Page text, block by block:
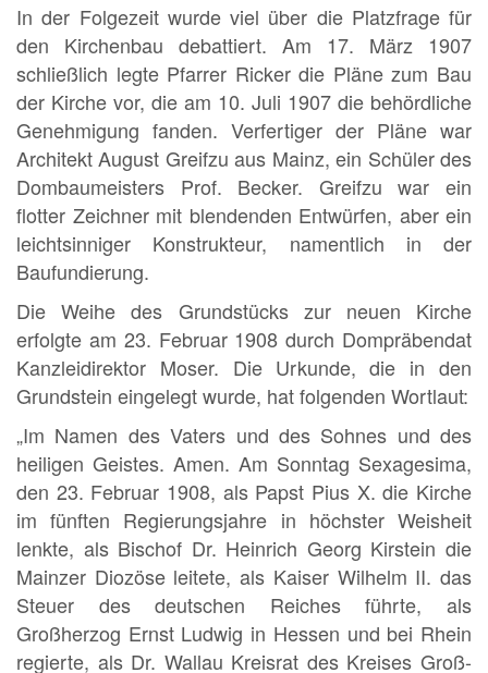
In der Folgezeit wurde viel über die Platzfrage für
den Kirchenbau debattiert. Am 17. März 1907
schließlich legte Pfarrer Ricker die Pläne zum Bau
der Kirche vor, die am 10. Juli 1907 die behördliche
Genehmigung fanden. Verfertiger der Pläne war
Architekt August Greifzu aus Mainz, ein Schüler des
Dombaumeisters Prof. Becker. Greifzu war ein
flotter Zeichner mit blendenden Entwürfen, aber ein
leichtsinniger Konstrukteur, namentlich in der
Baufundierung.
Die Weihe des Grundstücks zur neuen Kirche
erfolgte am 23. Februar 1908 durch Dompräbendat
Kanzleidirektor Moser. Die Urkunde, die in den
Grundstein eingelegt wurde, hat folgenden Wortlaut:
„Im Namen des Vaters und des Sohnes und des
heiligen Geistes. Amen. Am Sonntag Sexagesima,
den 23. Februar 1908, als Papst Pius X. die Kirche
im fünften Regierungsjahre in höchster Weisheit
lenkte, als Bischof Dr. Heinrich Georg Kirstein die
Mainzer Diozöse leitete, als Kaiser Wilhelm II. das
Steuer des deutschen Reiches führte, als
Großherzog Ernst Ludwig in Hessen und bei Rhein
regierte, als Dr. Wallau Kreisrat des Kreises Groß-